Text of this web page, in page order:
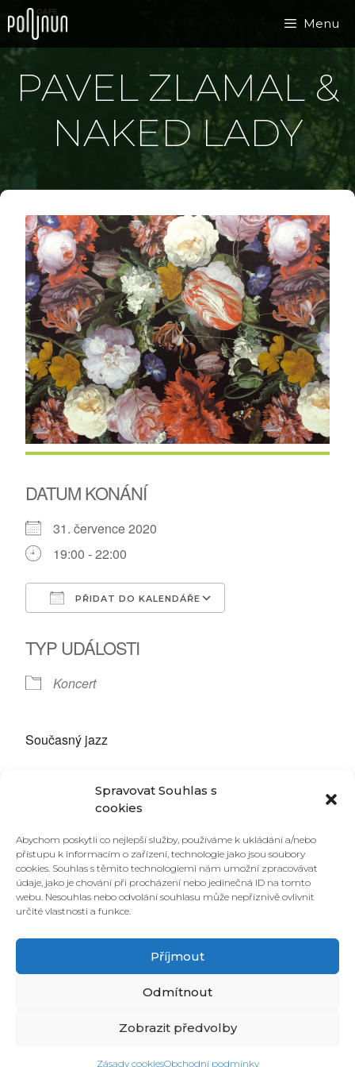
Spravovat Souhlas s
cookies
Abychom poskytli co nejlepší služby, používáme k ukládání a/nebo
přístupu k informacím o zařízení, technologie jako jsou soubory
cookies. Souhlas s těmito technologiemi nám umožní zpracovávat
údaje, jako je chování při procházení nebo jedinečná ID na tomto
webu. Nesouhlas nebo odvolání souhlasu může nepříznivě ovlivnit
určité vlastnosti a funkce.
Příjmout
Odmítnout
Zobrazit předvolby
Zásady cookiesObchodní podmínky
Přeskočit
na
obsah
Menu
PAVEL ZLAMAL &
NAKED LADY
DATUM KONÁNÍ
31. července 2020
19:00 - 22:00
PŘIDAT DO KALENDÁŘE
TYP UDÁLOSTI
Koncert
Současný jazz
Marek Kotača – Tenor sax
Juraj Valenčík – Doublebass
Vstupné dobrovolné
Brno je právem město hudby UNESCO! Buďte s námi
UPROSTŘED dění. Na tomto koncertě i po celé léto.